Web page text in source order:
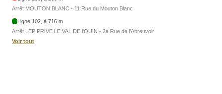
Arrêt MOUTON BLANC - 11 Rue du Mouton Blanc
Ligne 102, à 716 m
Arrêt LEP PRIVE LE VAL DE l'OUIN - 2a Rue de l'Abreuvoir
Voir tout